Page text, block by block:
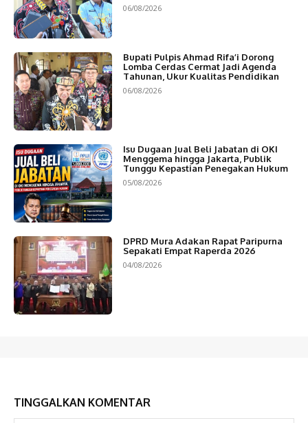
06/08/2026
Bupati Pulpis Ahmad Rifa’i Dorong
Lomba Cerdas Cermat Jadi Agenda
Tahunan, Ukur Kualitas Pendidikan
06/08/2026
Isu Dugaan Jual Beli Jabatan di OKI
Menggema hingga Jakarta, Publik
Tunggu Kepastian Penegakan Hukum
05/08/2026
DPRD Mura Adakan Rapat Paripurna
Sepakati Empat Raperda 2026
04/08/2026
TINGGALKAN KOMENTAR